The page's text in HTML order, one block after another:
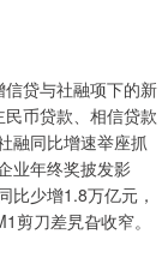
贷与社融项下的新
币贷款、相信贷款
融同比增速举座抓
业年终奖披发影
比少增1.8万亿元，
剪刀差旯旮收窄。